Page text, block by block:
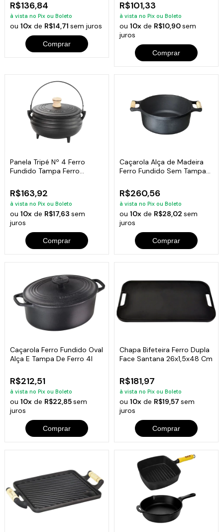
R$136,84
à vista no Pix ou Boleto
ou10x de R$14,71sem juros
Comprar
R$101,33
à vista no Pix ou Boleto
ou 10xde R$10,90sem
juros
Comprar
Panela Tripé Nº 4 Ferro
Fundido Tampa Ferro
R$163,92
à vista no Pix ou Boleto
ou10x de R$17,63sem
juros
Comprar
Caçarola Alça de Madeira
Ferro Fundido Sem Tampa
R$260,56
à vista no Pix ou Boleto
ou 10xde R$28,02 sem
juros
Comprar
Caçarola Ferro Fundido Oval
Alça E Tampa De Ferro 4l
R$212,51
à vista no Pix ou Boleto
ou10x de R$22,85sem
juros
Comprar
Chapa Bifeteira Ferro Dupla
Face Santana 26x1,5x48 Cm
R$181,97
à vista no Pix ou Boleto
ou 10xde R$19,57 sem
juros
Comprar